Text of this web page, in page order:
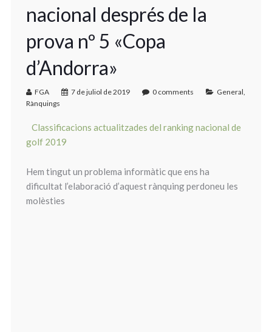
nacional després de la
prova nº 5 «Copa
d’Andorra»
FGA 7 de juliol de 2019 0 comments General
Rànquings
Classificacions actualitzades del ranking nacional de
golf 2019
Hem tingut un problema informàtic que ens ha
dificultat l’elaboració d’aquest rànquing perdoneu les
molèsties